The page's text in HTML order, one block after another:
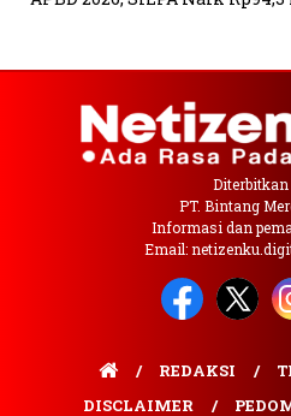
Diterbitkan
PT. Bintang
Informasi dan
Email:
REDAKSI
DISCLAIMER